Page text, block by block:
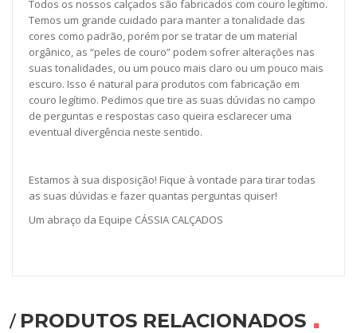
Todos os nossos calçados são fabricados com couro legítimo.
Temos um grande cuidado para manter a tonalidade das
cores como padrão, porém por se tratar de um material
orgânico, as “peles de couro” podem sofrer alterações nas
suas tonalidades, ou um pouco mais claro ou um pouco mais
escuro. Isso é natural para produtos com fabricação em
couro legítimo. Pedimos que tire as suas dúvidas no campo
de perguntas e respostas caso queira esclarecer uma
eventual divergência neste sentido.
Estamos à sua disposição! Fique à vontade para tirar todas
as suas dúvidas e fazer quantas perguntas quiser!
Um abraço da Equipe CÁSSIA CALÇADOS
PRODUTOS RELACIONADOS